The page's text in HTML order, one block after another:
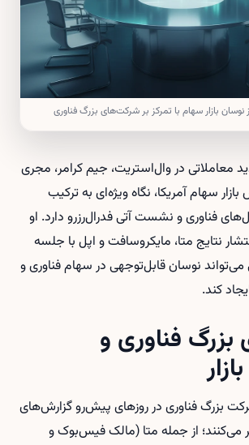
بازار سهام با تمرکز بر شرکت‌های بزرگ فناوری
معاملاتی در وال‌استریت، جیم کرامر، مجری
سهام آمریکا، نگاه ویژه‌ای به ترکیب
فناوری و نشست آتی فدرال‌رزرو دارد. او
نتایج متا، مایکروسافت و اپل با جلسه
نوسان قابل‌توجهی در سهام فناوری و
کند.
فناوری و
بزرگ فناوری در روزهای پیش‌رو گزارش‌های
می‌کنند؛ از جمله متا (مالک فیس‌بوک و